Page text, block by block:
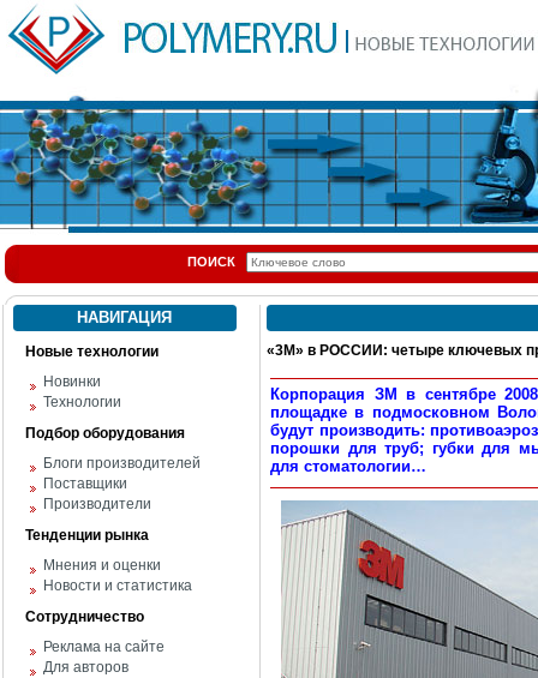
ПОИСК
НАВИГАЦИЯ
Новые технологии
Новинки
Технологии
Подбор оборудования
Блоги производителей
Поставщики
Производители
Тенденции рынка
Мнения и оценки
Новости и статистика
Сотрудничество
Реклама на сайте
Для авторов
«3М» в РОССИИ: четыре ключевых
Корпорация ЗМ в сентябре
площадке в подмосковном
будут производить:
порошки для труб; губки для
для стоматологии…